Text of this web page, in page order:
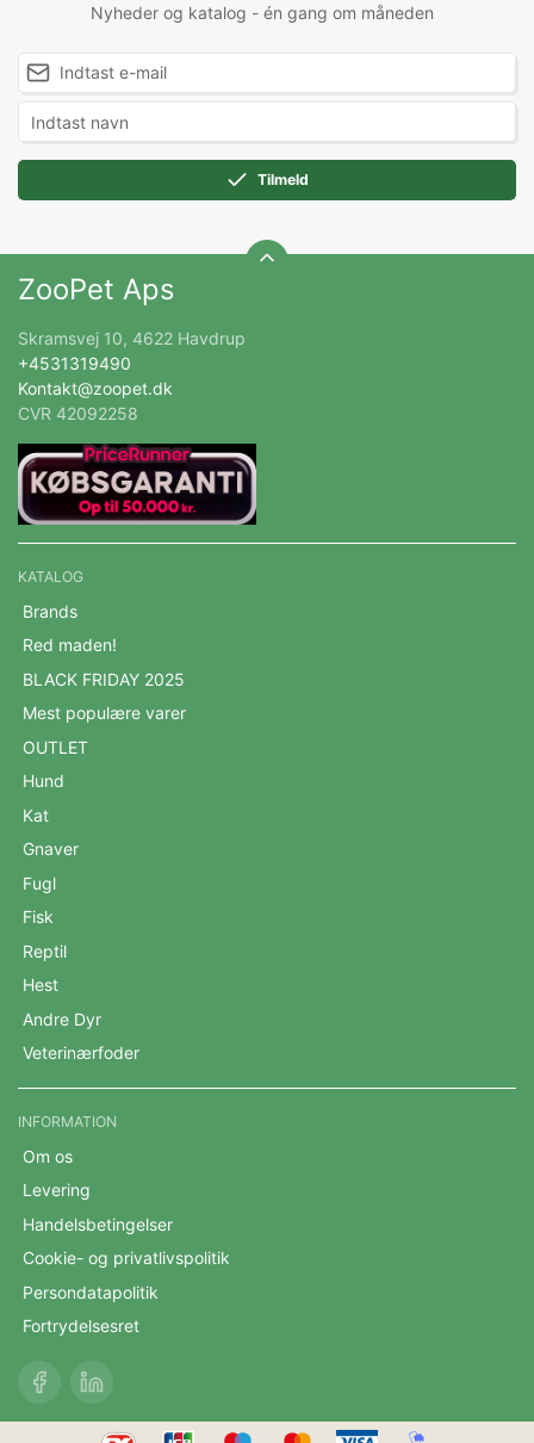
Nyheder og katalog - én gang om måneden
Tilmeld
ZooPet Aps
Skramsvej 10, 4622 Havdrup
+4531319490
Kontakt@zoopet.dk
CVR 42092258
KATALOG
Brands
Red maden!
BLACK FRIDAY 2025
Mest populære varer
OUTLET
Hund
Kat
Gnaver
Fugl
Fisk
Reptil
Hest
Andre Dyr
Veterinærfoder
INFORMATION
Om os
Levering
Handelsbetingelser
Cookie- og privatlivspolitik
Persondatapolitik
Fortrydelsesret